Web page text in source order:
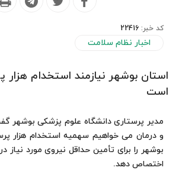
کد خبر: 22416
اخبار نظام سلامت
استان بوشهر نیازمند استخدام هزار
است
مدیر پرستاری دانشگاه علوم پزشکی بوشهر
و درمان می خواهیم سهمیه‌ استخدام هزار
بوشهر را برای تأمین حداقل نیروی مورد نیاز
اختصاص دهد.